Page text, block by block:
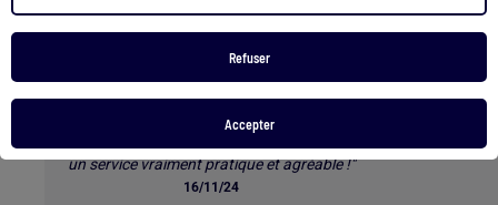
Refuser
Accepter
"Commander les tailles qu’on veut à
l’avance et ensuite venir les essayer en
un service vraiment pratique et agréable !"
16/11/24
« Superbes